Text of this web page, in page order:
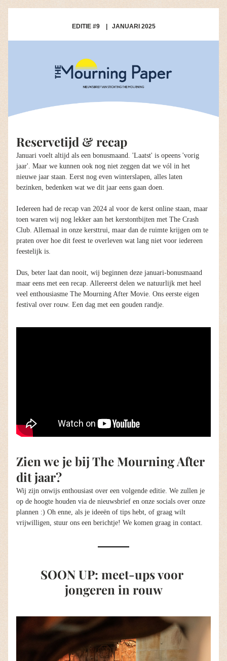
EDITIE #9    |   JANUARI 2025
Reservetijd & recap
Januari voelt altijd als een bonusmaand. 'Laatst' is opeens 'vorig
jaar'. Maar we kunnen ook nog niet zeggen dat we vól in het
nieuwe jaar staan. Eerst nog even winterslapen, alles laten
bezinken, bedenken wat we dit jaar eens gaan doen.
Iedereen had de recap van 2024 al voor de kerst online staan, maar
toen waren wij nog lekker aan het kerstontbijten met The Crash
Club. Allemaal in onze kersttrui, maar dan de ruimte krijgen om te
praten over hoe dit feest te overleven wat lang niet voor iedereen
feestelijk is.
Dus, beter laat dan nooit, wij beginnen deze januari-bonusmaand
maar eens met een recap. Allereerst delen we natuurlijk met heel
veel enthousiasme The Mourning After Movie. Ons eerste eigen
festival over rouw. Een dag met een gouden randje.
Zien we je bij The Mourning After
dit jaar?
Wij zijn onwijs enthousiast over een volgende editie. We zullen je
op de hoogte houden via de nieuwsbrief en onze socials over onze
plannen :) Oh enne, als je ideeën of tips hebt, of graag wilt
vrijwilligen, stuur ons een berichtje! We komen graag in contact.
SOON UP: meet-ups voor
jongeren in rouw